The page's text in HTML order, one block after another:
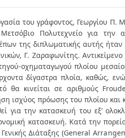
του γράφοντος, Γεωργίου Π.
Πολυτεχνείο για την
της διπλωματικής αυτής
Γ. Ζαραφωνίτης. Αντικείμενο
οχηματαγωγού πλοίου
δίγαστρα πλοία, καθώς,
θα κινείται σε αριθμούς
ισχύος πρόωσης του πλοίου και
για την κατασκευή του εξ’
κατασκευή. Κατά την
Διάταξης (General